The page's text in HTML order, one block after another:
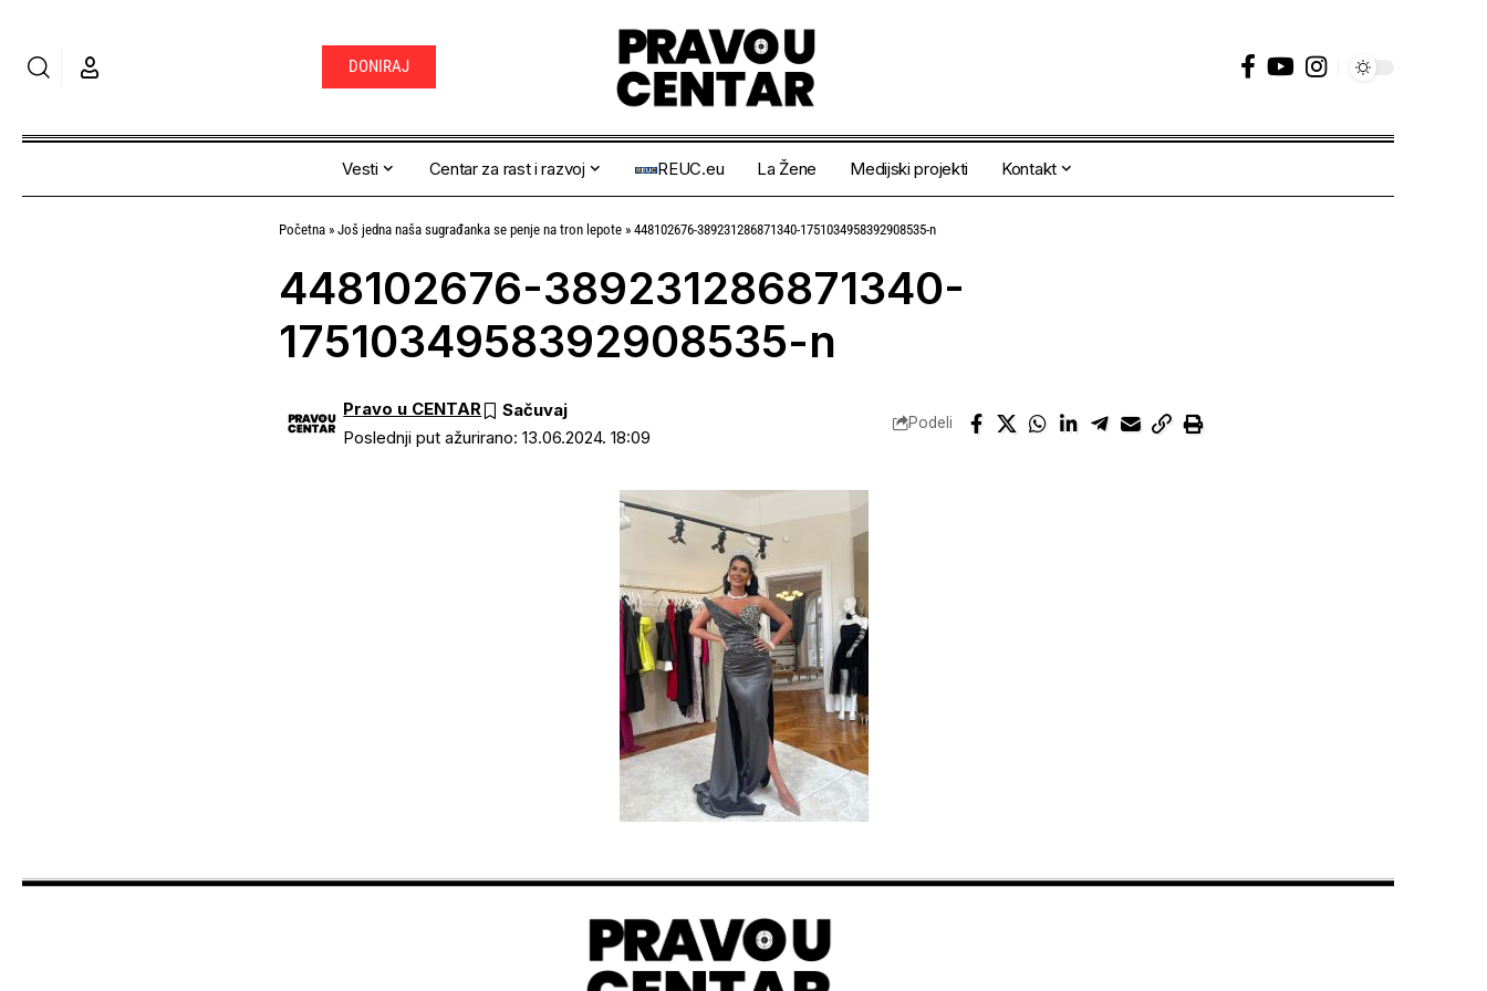
DONIRAJ
Vesti Centar za rast i razvoj REUC.eu La Žene Medijski projekti Kontakt
Početna » Još jedna naša sugrađanka se penje na tron lepote » 448102676-389231286871340-1751034958392908535-n
448102676-389231286871340-
1751034958392908535-n
Poslednji put ažurirano: 13.06.2024. 18:09
Pravo u CENTAR
Podeli